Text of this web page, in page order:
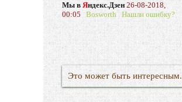
Мы в Яндекс.Дзен26-08-2018,
00:05 Bosworth Нашли ошибку?
Это может быть интересным.